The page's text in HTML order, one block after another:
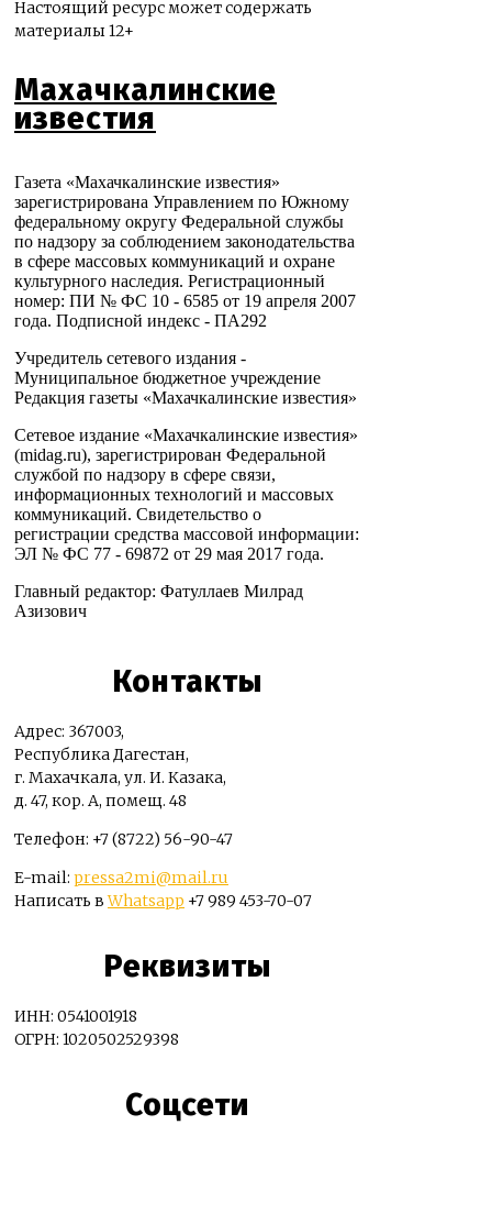
Настоящий ресурс может содержать
материалы 12+
Махачкалинские
известия
Газета «Махачкалинские известия»
зарегистрирована Управлением по Южному
федеральному округу Федеральной службы
по надзору за соблюдением законодательства
в сфере массовых коммуникаций и охране
культурного наследия. Регистрационный
номер: ПИ № ФС 10 - 6585 от 19 апреля 2007
года. Подписной индекс - ПА292
Учредитель сетевого издания -
Муниципальное бюджетное учреждение
Редакция газеты «Махачкалинские известия»
Сетевое издание «Махачкалинские известия»
(midag.ru), зарегистрирован Федеральной
службой по надзору в сфере связи,
информационных технологий и массовых
коммуникаций. Свидетельство о
регистрации средства массовой информации:
ЭЛ № ФС 77 - 69872 от 29 мая 2017 года.
Главный редактор: Фатуллаев Милрад
Азизович
Контакты
Адрес: 367003,
Республика Дагестан,
г. Махачкала, ул. И. Казака,
д. 47, кор. А, помещ. 48
Телефон: +7 (8722) 56-90-47
E-mail: pressa2mi@mail.ru
Написать вWhatsapp +7 989 453-70-07
Реквизиты
ИНН: 0541001918
ОГРН: 1020502529398
Соцсети